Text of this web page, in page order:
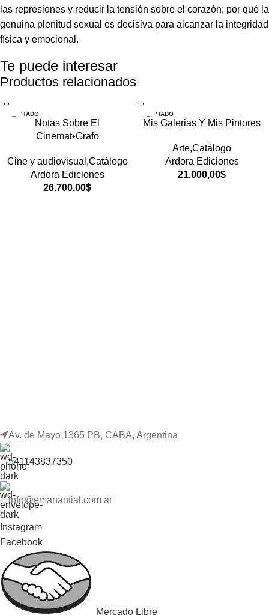
las represiones y reducir la tensión sobre el corazón; por qué la
genuina plenitud sexual es decisiva para alcanzar la integridad
física y emocional.
Te puede interesar
Productos relacionados
AGOTADO
Notas Sobre El
Cinemat•Grafo
Cine y audiovisual,Catálogo
Ardora Ediciones
26.700,00$
AGOTADO
Mis Galerias Y Mis Pintores
Arte,Catálogo
Ardora Ediciones
21.000,00$
Av. de Mayo 1365 PB, CABA, Argentina
541143837350
info@emanantial.com.ar
Instagram
Facebook
Mercado Libre